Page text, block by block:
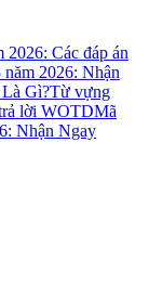
2026: Các đáp án
2026: Nhận
Gì?Từ vựng
lời WOTDMã
Nhận Ngay